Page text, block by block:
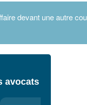
devant une autre
avocats